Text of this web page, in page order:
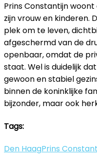
Prins Constantijn
zijn vrouw en kinderen.
plek om te leven,
afgeschermd van de
openbaar, omdat de
staat. Wel is duidelijk
gewoon en stabiel
binnen de koninklijke
bijzonder, maar ook
Tags:
Den HaagPrins